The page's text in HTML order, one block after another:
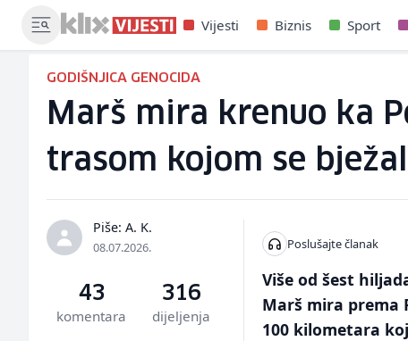
Vijesti Biznis Sport
GODIŠNJICA GENOCIDA
Marš mira krenuo ka
trasom kojom se
Piše: A. K.
08.07.2026.
43
komentara
316
dijeljenja
Poslušajte članak
Više od šest
Marš mira prema
100 kilometara